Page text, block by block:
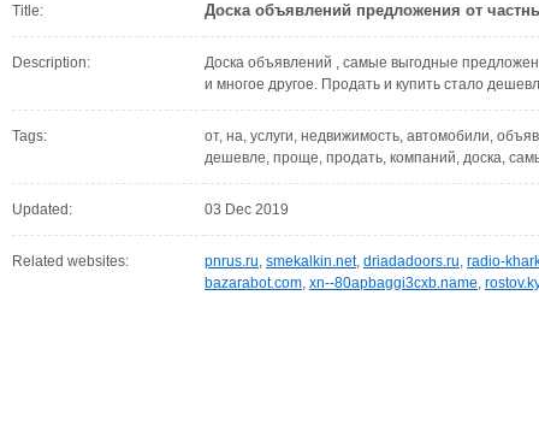
Title: Доска объявлений предложения от
Description:
Доска объявлений , самые выгодные
и многое другое. Продать и купить стало
Tags:
от, на, услуги, недвижимость, автомобили,
дешевле, проще, продать, компаний, доска,
Updated: 03 Dec 2019
Related websites: pnrus.ru, smekalkin.net, driadadoors.ru, radio-
bazarabot.com, xn--80apbaggi3cxb.name,